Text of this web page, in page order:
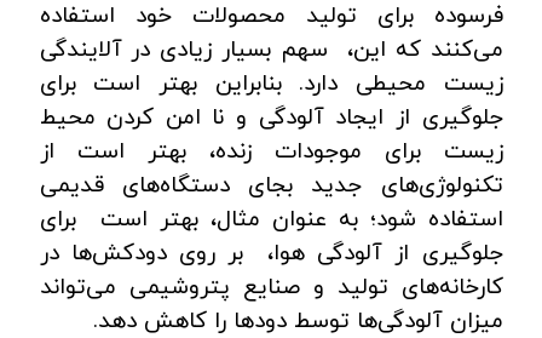
فرسوده برای تولید محصولات خود استفاده
می‌کنند که این، سهم بسیار زیادی در آلایندگی
زیست محیطی دارد. بنابراین بهتر است برای
جلوگیری از ایجاد آلودگی و نا امن کردن محیط
زیست برای موجودات زنده، بهتر است از
تکنولوژی‌های جدید بجای دستگاه‌های قدیمی
استفاده شود؛ به عنوان مثال، بهتر است برای
جلوگیری از آلودگی هوا، بر روی دودکش‌ها در
کارخانه‌های تولید و صنایع پتروشیمی می‌تواند
میزان آلودگی‌ها توسط دود‌ها را کاهش دهد.